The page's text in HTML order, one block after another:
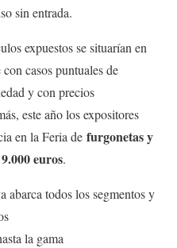
sin entrada.
expuestos se situarían en
con casos puntuales de
y con precios
este año los expositores
en la Feria de furgonetas y
9.000 euros.
abarca todos los segmentos y
la gama